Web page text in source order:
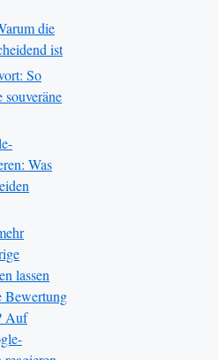
die
ist
So
souveräne
Was
lassen
Bewertung
Auf